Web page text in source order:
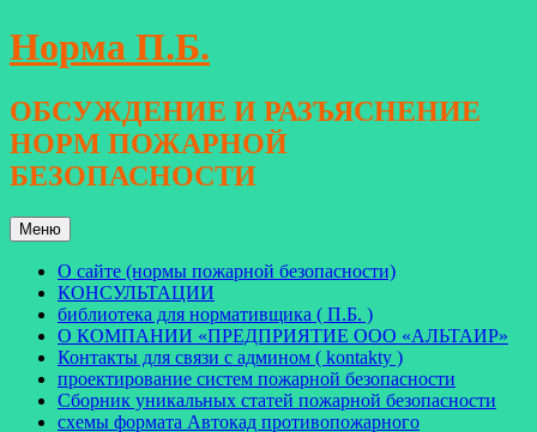
Перейти
к
Норма П.Б.
ОБСУЖДЕНИЕ И РАЗЪЯСНЕНИЕ
НОРМ ПОЖАРНОЙ
БЕЗОПАСНОСТИ
Меню
О сайте (нормы пожарной безопасности)
КОНСУЛЬТАЦИИ
библиотека для нормативщика ( П.Б. )
О КОМПАНИИ «ПРЕДПРИЯТИЕ ООО «АЛЬТАИР»
Контакты для связи с админом ( kontakty )
проектирование систем пожарной безопасности
Сборник уникальных статей пожарной безопасности
схемы формата Автокад противопожарного